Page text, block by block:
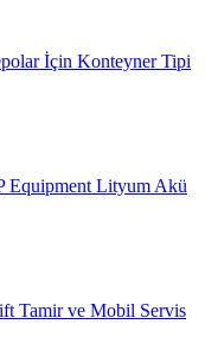
İçin Konteyner Tipi
Equipment Lityum Akü
Tamir ve Mobil Servis